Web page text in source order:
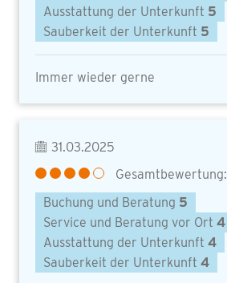
Ausstattung der Unterkunft 5
Sauberkeit der Unterkunft 5
Immer wieder gerne
31.03.2025
Gesamtbewertung:
Buchung und Beratung 5
Service und Beratung vor Ort 4
Ausstattung der Unterkunft 4
Sauberkeit der Unterkunft 4